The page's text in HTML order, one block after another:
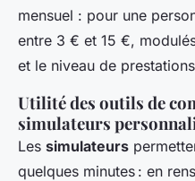
mensuel : pour une
entre 3 € et 15 €,
et le niveau de
Utilité des outils de
simulateurs
Les simulateurs
quelques minutes : en